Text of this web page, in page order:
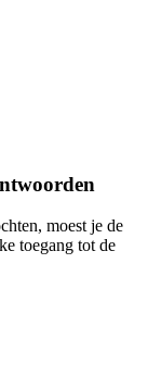
moest je de
toegang tot de